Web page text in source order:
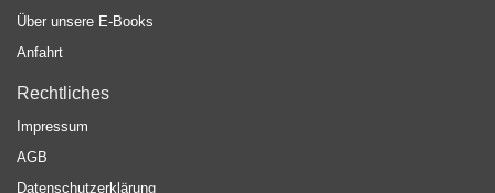
Über unsere E-Books
Anfahrt
Rechtliches
Impressum
AGB
Datenschutzerklärung